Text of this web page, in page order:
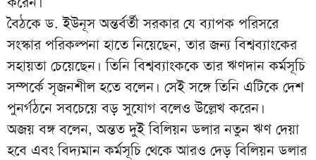
বৈঠকে ড. ইউনূস অন্তর্বর্তী সরকার যে ব্যাপক পরিসরে
সংস্কার পরিকল্পনা হাতে নিয়েছেন, তার জন্য বিশ্বব্যাংকের
সহায়তা চেয়েছেন। তিনি বিশ্বব্যাংককে তার ঋণদান কর্মসূচি
সম্পর্কে সৃজনশীল হতে বলেন। সেই সঙ্গে তিনি এটিকে দেশ
পুনর্গঠনে সবচেয়ে বড় সুযোগ বলেও উল্লেখ করেন।
অজয় বঙ্গ বলেন, অন্তত দুই বিলিয়ন ডলার নতুন ঋণ দেয়া
হবে এবং বিদ্যমান কর্মসূচি থেকে আরও দেড় বিলিয়ন ডলার